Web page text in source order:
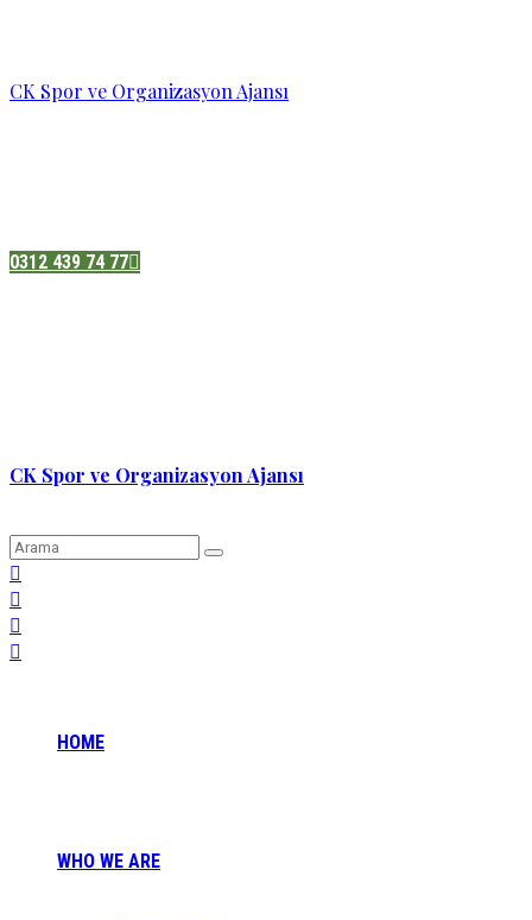
CK Spor ve Organizasyon Ajansı
0312 439 74 77
CK Spor ve Organizasyon Ajansı
HOME
WHO WE ARE